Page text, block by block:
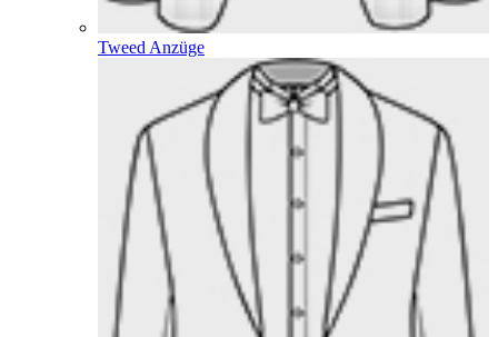
Tweed Anzüge